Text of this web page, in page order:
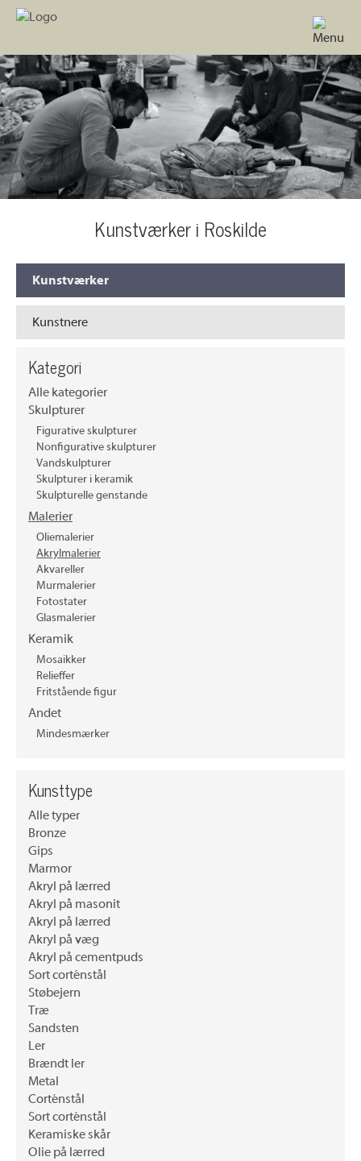
Kunstværker i Roskilde
Kunstværker
Kunstnere
Kategori
Alle kategorier
Skulpturer
Figurative skulpturer
Nonfigurative skulpturer
Vandskulpturer
Skulpturer i keramik
Skulpturelle genstande
Malerier
Oliemalerier
Akrylmalerier
Akvareller
Murmalerier
Fotostater
Glasmalerier
Keramik
Mosaikker
Relieffer
Fritstående figur
Andet
Mindesmærker
Kunsttype
Alle typer
Bronze
Gips
Marmor
Akryl på lærred
Akryl på masonit
Akryl på lærred
Akryl på væg
Akryl på cementpuds
Sort corténstål
Støbejern
Træ
Sandsten
Ler
Brændt ler
Metal
Corténstål
Sort corténstål
Keramiske skår
Olie på lærred